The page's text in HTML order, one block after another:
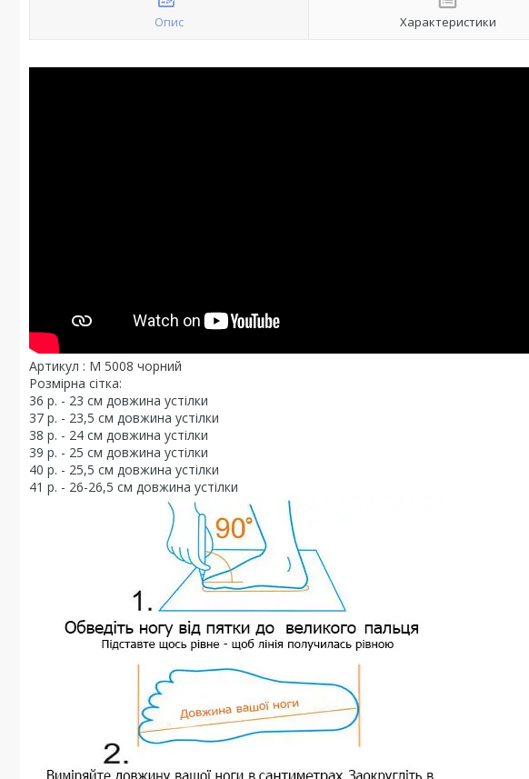
Опис Характеристики
Артикул : М 5008 чорний
Розмірна сітка:
36 р. - 23 см довжина устілки
37 р. - 23,5 см довжина устілки
38 р. - 24 см довжина устілки
39 р. - 25 см довжина устілки
40 р. - 25,5 см довжина устілки
41 р. - 26-26,5 см довжина устілки